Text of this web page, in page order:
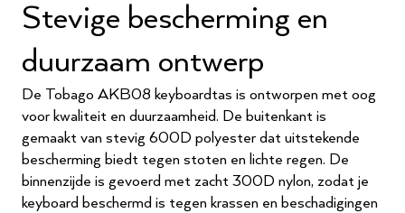
Stevige bescherming en
duurzaam ontwerp
De Tobago AKB08 keyboardtas is ontworpen met oog
voor kwaliteit en duurzaamheid. De buitenkant is
gemaakt van stevig 600D polyester dat uitstekende
bescherming biedt tegen stoten en lichte regen. De
binnenzijde is gevoerd met zacht 300D nylon, zodat je
keyboard beschermd is tegen krassen en beschadigingen